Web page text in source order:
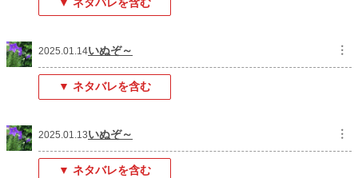
▼ ネタバレを含む
2025.01.14いぬぞ～ ︙
▼ ネタバレを含む
2025.01.13いぬぞ～ ︙
▼ ネタバレを含む